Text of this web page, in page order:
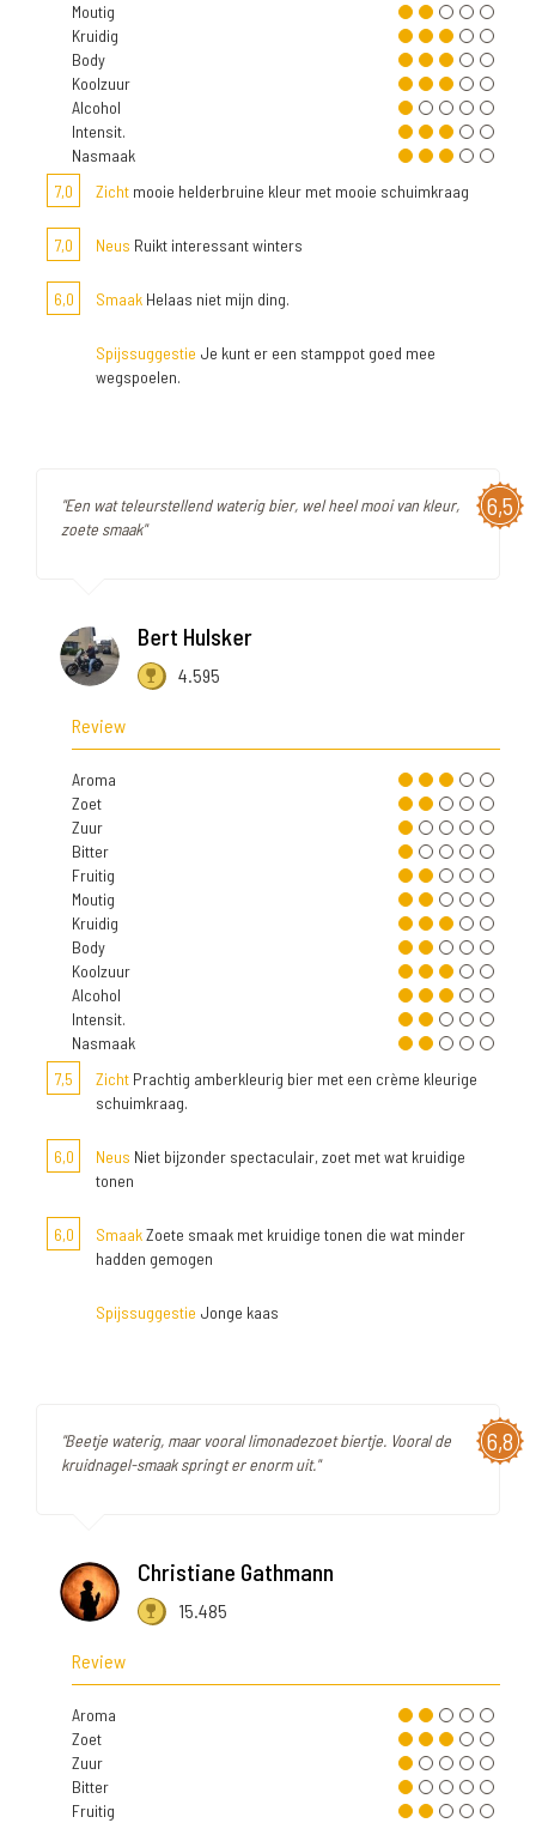
Moutig
Kruidig
Body
Koolzuur
Alcohol
Intensit.
Nasmaak
7,0
Zicht mooie helderbruine kleur met mooie schuimkraag
7,0 Neus Ruikt interessant winters
6,0 Smaak Helaas niet mijn ding.
Spijssuggestie Je kunt er een stamppot goed mee
wegspoelen.
6,5
"Een wat teleurstellend waterig bier, wel heel mooi van kleur,
zoete smaak"
Bert Hulsker
4.595
Review
Aroma
Zoet
Zuur
Bitter
Fruitig
Moutig
Kruidig
Body
Koolzuur
Alcohol
Intensit.
Nasmaak
7,5
Zicht Prachtig amberkleurig bier met een crème kleurige
schuimkraag.
6,0 Neus Niet bijzonder spectaculair, zoet met wat kruidige
tonen
6,0 SmaakZoete smaak met kruidige tonen die wat minder
hadden gemogen
Spijssuggestie Jonge kaas
6,8
"Beetje waterig, maar vooral limonadezoet biertje. Vooral de
kruidnagel-smaak springt er enorm uit."
Christiane Gathmann
15.485
Review
Aroma
Zoet
Zuur
Bitter
Fruitig